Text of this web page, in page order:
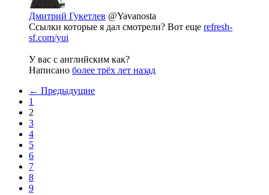
Дмитрий Гукетлев @Yavanosta
Ссылки которые я дал смотрели? Вот еще refresh-
sf.com/yui
У вас с английским как?
Написано более трёх лет назад
← Предыдущие
1
2
3
4
5
6
7
8
9